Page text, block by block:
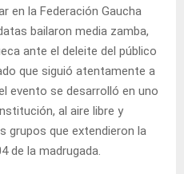
en la Federación Gaucha
bailaron media zamba,
ante el deleite del público
que siguió atentamente a
evento se desarrolló en uno
al aire libre y
grupos que extendieron la
de la madrugada.